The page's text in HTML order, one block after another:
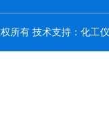
所有 技术支持： 化工